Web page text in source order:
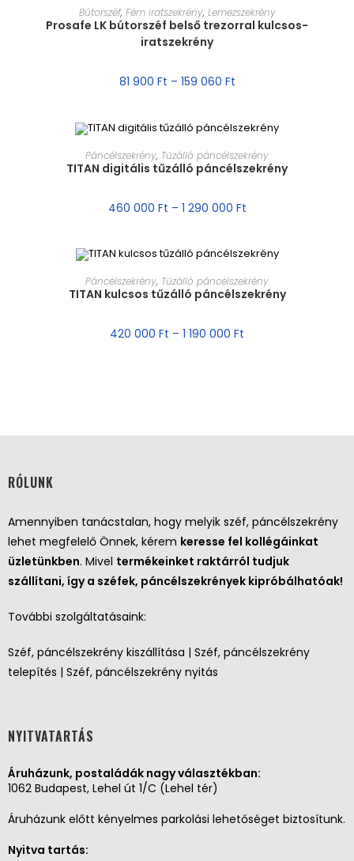
MÉRET VÁLASZTÁSA
Bútorszéf, Fém iratszekrény, Lemezszekrény
Prosafe LK bútorszéf belső trezorral kulcsos-
iratszekrény
81 900 Ft – 159 060 Ft
MÉRET VÁLASZTÁSA
Páncélszekrény, Tűzálló páncélszekrény
TITAN digitális tűzálló páncélszekrény
460 000 Ft – 1 290 000 Ft
MÉRET VÁLASZTÁSA
Páncélszekrény, Tűzálló páncélszekrény
TITAN kulcsos tűzálló páncélszekrény
420 000 Ft – 1 190 000 Ft
RÓLUNK
Amennyiben tanácstalan, hogy melyik széf, páncélszekrény
lehet megfelelő Önnek, kérem keresse fel kollégáinkat
üzletünkben. Mivel termékeinket raktárról tudjuk
szállítani, így a széfek, páncélszekrények kipróbálhatóak!
További szolgáltatásaink:
Széf, páncélszekrény kiszállítása | Széf, páncélszekrény
telepítés | Széf, páncélszekrény nyitás
NYITVATARTÁS
Áruházunk, postaládák nagy választékban:
1062 Budapest, Lehel út 1/C (Lehel tér)
Áruházunk előtt kényelmes parkolási lehetőséget biztosítunk.
Nyitva tartás: